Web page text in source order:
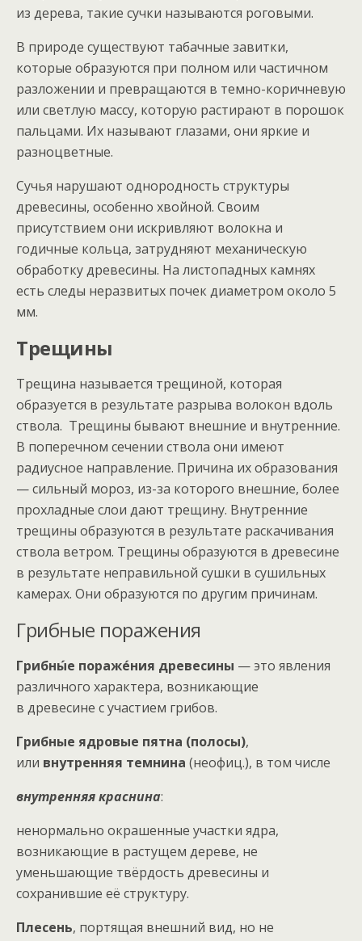
из дерева, такие сучки называются роговыми.
В природе существуют табачные завитки,
которые образуются при полном или частичном
разложении и превращаются в темно-коричневую
или светлую массу, которую растирают в порошок
пальцами. Их называют глазами, они яркие и
разноцветные.
Сучья нарушают однородность структуры
древесины, особенно хвойной. Своим
присутствием они искривляют волокна и
годичные кольца, затрудняют механическую
обработку древесины. На листопадных камнях
есть следы неразвитых почек диаметром около 5
мм.
Трещины
Трещина называется трещиной, которая
образуется в результате разрыва волокон вдоль
ствола. Трещины бывают внешние и внутренние.
В поперечном сечении ствола они имеют
радиусное направление. Причина их образования
— сильный мороз, из-за которого внешние, более
прохладные слои дают трещину. Внутренние
трещины образуются в результате раскачивания
ствола ветром. Трещины образуются в древесине
в результате неправильной сушки в сушильных
камерах. Они образуются по другим причинам.
Грибные поражения
Грибны́е пораже́ния древесины — это явления
различного характера, возникающие
в древесине с участием грибов.
Грибные ядровые пятна (полосы),
или внутренняя темнина (неофиц.), в том числе
внутренняя краснина:
ненормально окрашенные участки ядра,
возникающие в растущем дереве, не
уменьшающие твёрдость древесины и
сохранившие её структуру.
Плесень, портящая внешний вид, но не